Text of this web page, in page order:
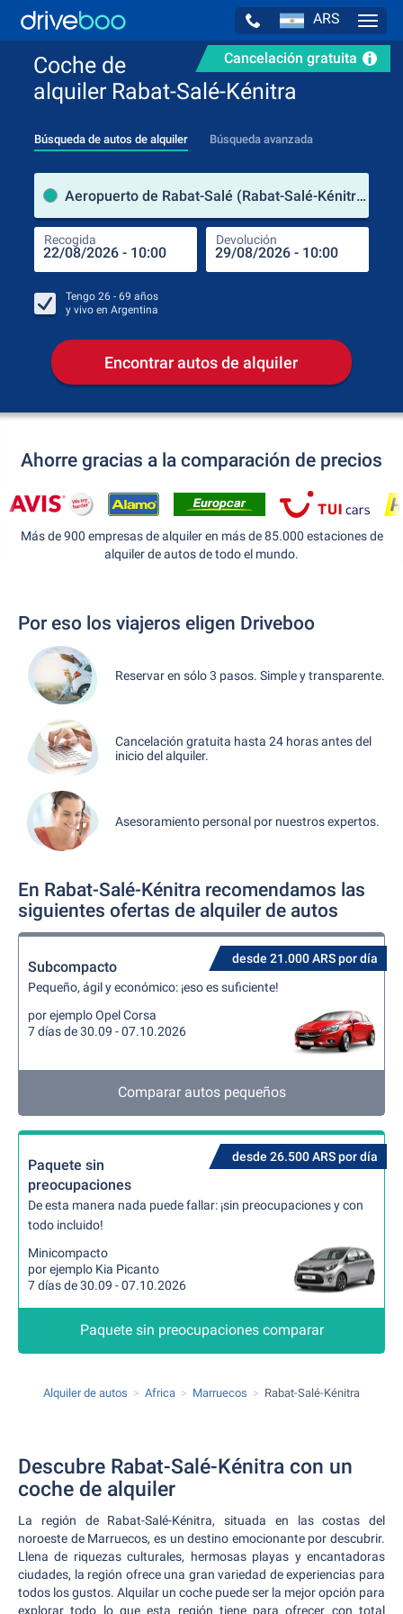
ARS
Cancelación gratuita
Coche de
alquiler Rabat-Salé-Kénitra
Búsqueda de autos de alquiler Búsqueda avanzada
Aeropuerto de Rabat-Salé (Rabat-Salé-Kénitra / Marruecos)
Recogida Devolución
Tengo 26 - 69 años
y vivo en Argentina
Encontrar autos de alquiler
Ahorre gracias a la comparación de precios
Más de 900 empresas de alquiler en más de 85.000 estaciones de
alquiler de autos de todo el mundo.
Por eso los viajeros eligen Driveboo
Reservar en sólo 3 pasos. Simple y transparente.
Cancelación gratuita hasta 24 horas antes del
inicio del alquiler.
Asesoramiento personal por nuestros expertos.
En Rabat-Salé-Kénitra recomendamos las
siguientes ofertas de alquiler de autos
desde 21.000 ARS por día
Subcompacto
Pequeño, ágil y económico: ¡eso es suficiente!
por ejemplo Opel Corsa
7 días de 30.09 - 07.10.2026
Comparar autos pequeños
desde 26.500 ARS por día
Paquete sin
preocupaciones
De esta manera nada puede fallar: ¡sin preocupaciones y con
todo incluido!
Minicompacto
por ejemplo Kia Picanto
7 días de 30.09 - 07.10.2026
Paquete sin preocupaciones comparar
Alquiler de autos Africa Marruecos Rabat-Salé-Kénitra
Descubre Rabat-Salé-Kénitra con un
coche de alquiler
La región de Rabat-Salé-Kénitra, situada en las costas del
noroeste de Marruecos, es un destino emocionante por descubrir.
Llena de riquezas culturales, hermosas playas y encantadoras
ciudades, la región ofrece una gran variedad de experiencias para
todos los gustos. Alquilar un coche puede ser la mejor opción para
explorar todo lo que esta región tiene para ofrecer con total